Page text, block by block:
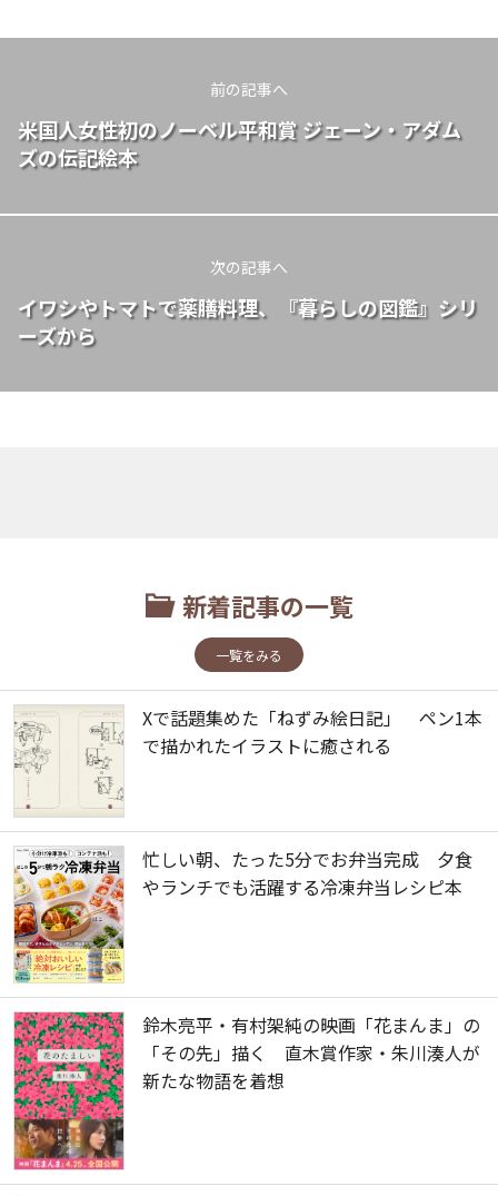
前の記事へ
米国人女性初のノーベル平和賞 ジェーン・アダム
ズの伝記絵本
次の記事へ
イワシやトマトで薬膳料理、『暮らしの図鑑』シリ
ーズから
新着記事の一覧
一覧をみる
Xで話題集めた「ねずみ絵日記」 ペン1本
で描かれたイラストに癒される
忙しい朝、たった5分でお弁当完成 夕食
やランチでも活躍する冷凍弁当レシピ本
鈴木亮平・有村架純の映画「花まんま」の
「その先」描く 直木賞作家・朱川湊人が
新たな物語を着想